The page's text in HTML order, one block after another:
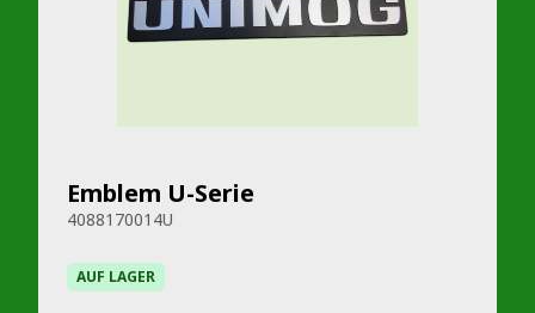
Emblem U-Serie
4088170014U
AUF LAGER